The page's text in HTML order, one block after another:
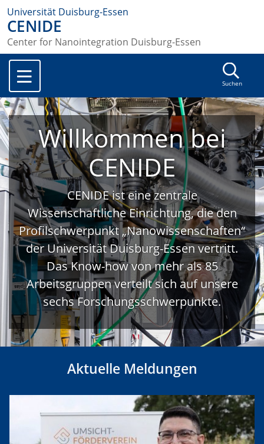
Universität Duisburg-Essen
CENIDE
Center for Nanointegration Duisburg-Essen
Suchen
Willkommen bei
CENIDE
CENIDE ist eine zentrale
Wissenschaftliche Einrichtung, die den
Profilschwerpunkt „Nanowissenschaften“
der Universität Duisburg-Essen vertritt.
Das Know-how von mehr als 85
Arbeitsgruppen verteilt sich auf unsere
sechs Forschungsschwerpunkte.
Aktuelle Meldungen